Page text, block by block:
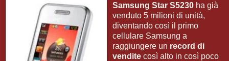
Samsung Star S5230 ha già
venduto 5 milioni di unità,
diventando così il primo
cellulare Samsung a
raggiungere un record di
vendite così alto in così poco